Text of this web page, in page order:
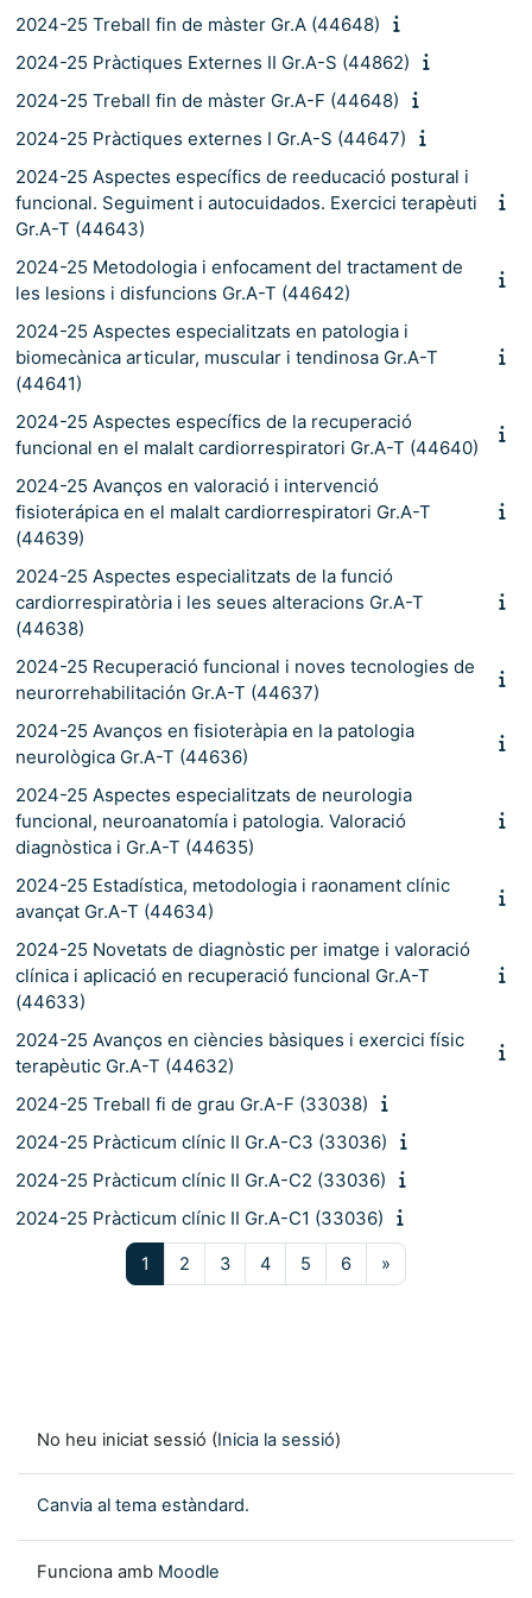
2024-25 Treball fin de màster Gr.A (44648)
2024-25 Pràctiques Externes II Gr.A-S (44862)
2024-25 Treball fin de màster Gr.A-F (44648)
2024-25 Pràctiques externes I Gr.A-S (44647)
2024-25 Aspectes específics de reeducació postural i
funcional. Seguiment i autocuidados. Exercici terapèuti
Gr.A-T (44643)
2024-25 Metodologia i enfocament del tractament de
les lesions i disfuncions Gr.A-T (44642)
2024-25 Aspectes especialitzats en patologia i
biomecànica articular, muscular i tendinosa Gr.A-T
(44641)
2024-25 Aspectes específics de la recuperació
funcional en el malalt cardiorrespiratori Gr.A-T (44640)
2024-25 Avanços en valoració i intervenció
fisioterápica en el malalt cardiorrespiratori Gr.A-T
(44639)
2024-25 Aspectes especialitzats de la funció
cardiorrespiratòria i les seues alteracions Gr.A-T
(44638)
2024-25 Recuperació funcional i noves tecnologies de
neurorrehabilitación Gr.A-T (44637)
2024-25 Avanços en fisioteràpia en la patologia
neurològica Gr.A-T (44636)
2024-25 Aspectes especialitzats de neurologia
funcional, neuroanatomía i patologia. Valoració
diagnòstica i Gr.A-T (44635)
2024-25 Estadística, metodologia i raonament clínic
avançat Gr.A-T (44634)
2024-25 Novetats de diagnòstic per imatge i valoració
clínica i aplicació en recuperació funcional Gr.A-T
(44633)
2024-25 Avanços en ciències bàsiques i exercici físic
terapèutic Gr.A-T (44632)
2024-25 Treball fi de grau Gr.A-F (33038)
2024-25 Pràcticum clínic II Gr.A-C3 (33036)
2024-25 Pràcticum clínic II Gr.A-C2 (33036)
2024-25 Pràcticum clínic II Gr.A-C1 (33036)
1 Pàgina 1
2 Pàgina 2
3Pàgina 3
4Pàgina 4
5 Pàgina 5
6Pàgina 6
»
No heu iniciat sessió (Inicia la sessió)
Canvia al tema estàndard.
Funciona amb Moodle